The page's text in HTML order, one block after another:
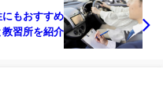
もおすすめ
教習所を紹介